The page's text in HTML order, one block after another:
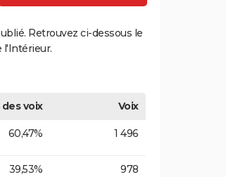
Retrouvez ci-dessous le
l'Intérieur.
des voix
Voix
60,47% 1 496
39,53% 978